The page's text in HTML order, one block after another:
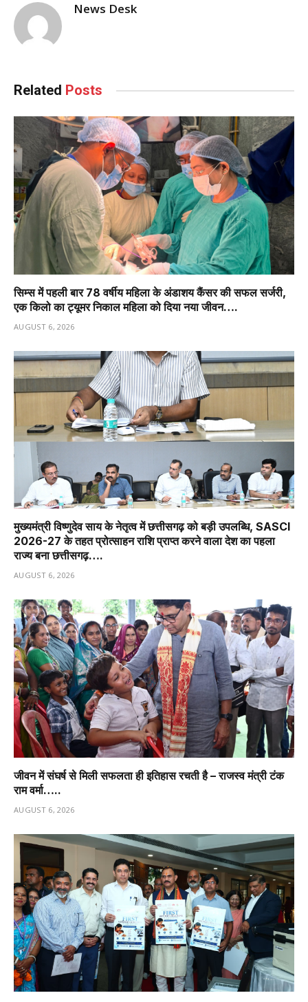
News Desk
Related Posts
सिम्स में पहली बार 78 वर्षीय महिला के अंडाशय कैंसर की सफल सर्जरी,
एक किलो का ट्यूमर निकाल महिला को दिया नया जीवन….
AUGUST 6, 2026
मुख्यमंत्री विष्णुदेव साय के नेतृत्व में छत्तीसगढ़ को बड़ी उपलब्धि, SASCI
2026-27 के तहत प्रोत्साहन राशि प्राप्त करने वाला देश का पहला
राज्य बना छत्तीसगढ़….
AUGUST 6, 2026
जीवन में संघर्ष से मिली सफलता ही इतिहास रचती है – राजस्व मंत्री टंक
राम वर्मा…..
AUGUST 6, 2026